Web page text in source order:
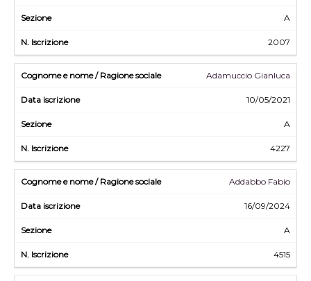
A
2007
Adamuccio Gianluca
10/05/2021
A
4227
Addabbo Fabio
16/09/2024
A
4515